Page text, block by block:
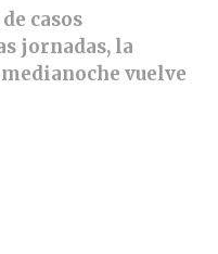
casos
jornadas, la
vuelve